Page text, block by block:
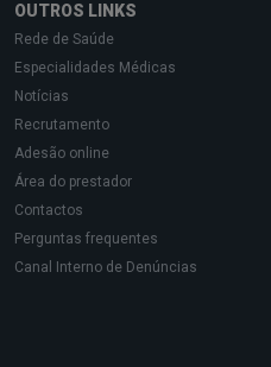
OUTROS LINKS
Rede de Saúde
Especialidades Médicas
Notícias
Recrutamento
Adesão online
Área do prestador
Contactos
Perguntas frequentes
Canal Interno de Denúncias